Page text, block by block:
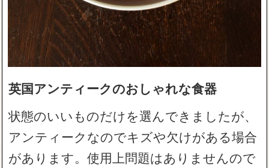
英国アンティークのおしゃれな食器
状態のいいものだけを選んできましたが、
アンティークなのでキズや欠けがある場合
があります。使用上問題はありませんので